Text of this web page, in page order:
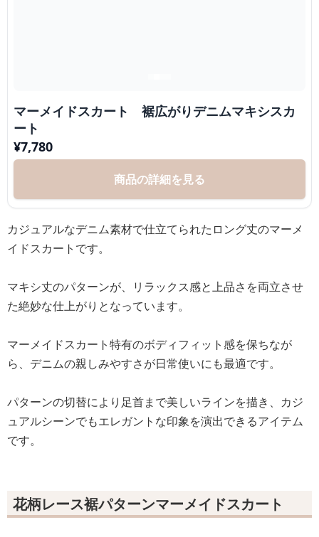
マーメイドスカート 裾広がりデニムマキシスカ
ート
¥7,780
商品の詳細を見る
カジュアルなデニム素材で仕立てられたロング丈のマーメ
イドスカートです。
マキシ丈のパターンが、リラックス感と上品さを両立させ
た絶妙な仕上がりとなっています。
マーメイドスカート特有のボディフィット感を保ちなが
ら、デニムの親しみやすさが日常使いにも最適です。
パターンの切替により足首まで美しいラインを描き、カジ
ュアルシーンでもエレガントな印象を演出できるアイテム
です。
花柄レース裾パターンマーメイドスカート